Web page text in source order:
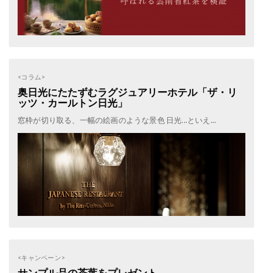
<コラム>
奥日光にたたずむラグジュアリーホテル「ザ・リ
ッツ・カールトン日光」
窓枠が切り取る、一幅の絵画のような景色 日光...といえ...
<キャンペーン>